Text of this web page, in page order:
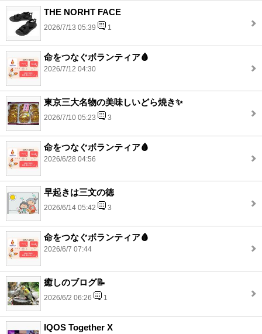
THE NORHT FACE
2026/7/13 05:39 1
命をつなぐボランティア🩸
2026/7/12 04:30
東京三大名物の美味しいどら焼き✨
2026/7/10 05:23 3
命をつなぐボランティア🩸
2026/6/28 04:56
早起きは三文の徳
2026/6/14 05:42 3
命をつなぐボランティア🩸
2026/6/7 07:44
癒しのブログ📝
2026/6/2 06:26 1
IQOS Together X